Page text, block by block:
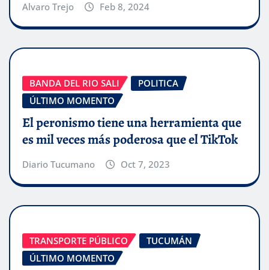
Alvaro Trejo Feb 8, 2024
BANDA DEL RIO SALI
POLITICA
ÚLTIMO MOMENTO
El peronismo tiene una herramienta que
es mil veces más poderosa que el TikTok
Diario Tucumano Oct 7, 2023
TRANSPORTE PÚBLICO
TUCUMÁN
ÚLTIMO MOMENTO